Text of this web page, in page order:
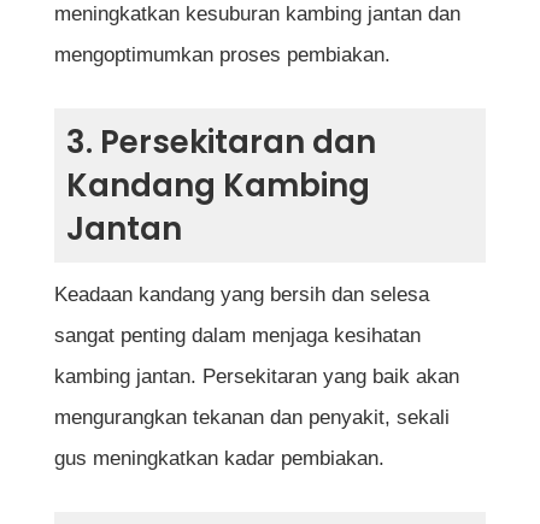
meningkatkan kesuburan kambing jantan dan
mengoptimumkan proses pembiakan.
3. Persekitaran dan
Kandang Kambing
Jantan
Keadaan kandang yang bersih dan selesa
sangat penting dalam menjaga kesihatan
kambing jantan. Persekitaran yang baik akan
mengurangkan tekanan dan penyakit, sekali
gus meningkatkan kadar pembiakan.